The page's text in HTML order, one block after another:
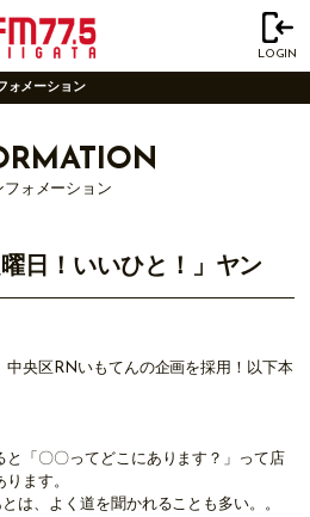
LOGIN
ォメーション
フォメーション
日！いいひと！」ヤン
中央区RNいもてんの企画を採用！以下本
「〇〇ってどこにあります？」って店
ます。
は、よく道を聞かれることも多い。。